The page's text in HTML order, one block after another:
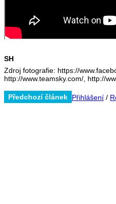
SH
Zdroj fotografie: https://
http://www.teamsky.com/, http://
Předchozí článek Přihlášení /